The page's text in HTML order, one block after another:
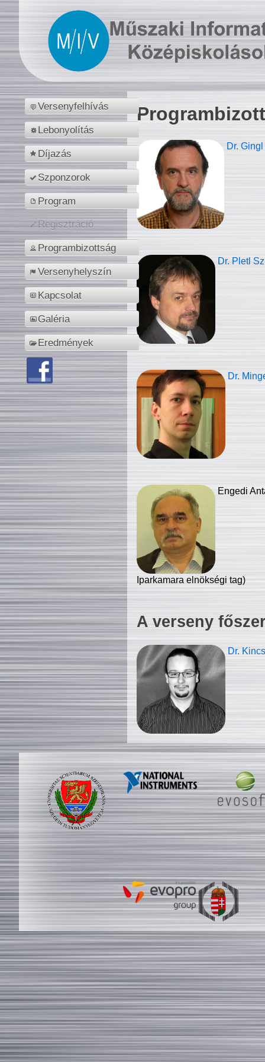
Versenyfelhívás
Lebonyolítás
Díjazás
Szponzorok
Program
Regisztráció
Programbizottság
Versenyhelyszín
Kapcsolat
Galéria
Eredmények
Dr.
Dr. Pletl
Dr.
Engedi
Iparkamara elnökségi tag)
A verseny
Dr.